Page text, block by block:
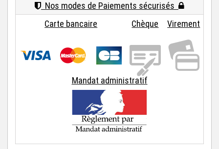
Nos modes de Paiements sécurisés
Carte bancaire
Chèque Virement
Mandat administratif